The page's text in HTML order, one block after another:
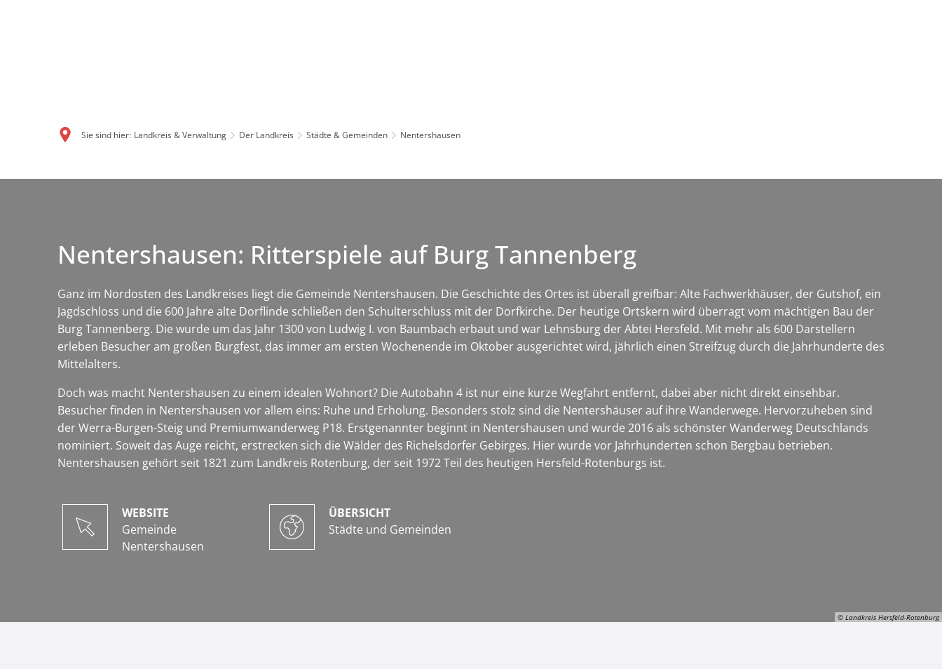
Sie sind hier: Landkreis & Verwaltung Der Landkreis Städte & Gemeinden Nentershausen
© Landkreis Hersfeld-Rotenburg
Nentershausen: Ritterspiele auf Burg Tannenberg
Ganz im Nordosten des Landkreises liegt die Gemeinde Nentershausen. Die Geschichte des Ortes ist überall greifbar: Alte Fachwerkhäuser, der Gutshof, ein
Jagdschloss und die 600 Jahre alte Dorflinde schließen den Schulterschluss mit der Dorfkirche. Der heutige Ortskern wird überragt vom mächtigen Bau der
Burg Tannenberg. Die wurde um das Jahr 1300 von Ludwig I. von Baumbach erbaut und war Lehnsburg der Abtei Hersfeld. Mit mehr als 600 Darstellern
erleben Besucher am großen Burgfest, das immer am ersten Wochenende im Oktober ausgerichtet wird, jährlich einen Streifzug durch die Jahrhunderte des
Mittelalters.
Doch was macht Nentershausen zu einem idealen Wohnort? Die Autobahn 4 ist nur eine kurze Wegfahrt entfernt, dabei aber nicht direkt einsehbar.
Besucher finden in Nentershausen vor allem eins: Ruhe und Erholung. Besonders stolz sind die Nentershäuser auf ihre Wanderwege. Hervorzuheben sind
der Werra-Burgen-Steig und Premiumwanderweg P18. Erstgenannter beginnt in Nentershausen und wurde 2016 als schönster Wanderweg Deutschlands
nominiert. Soweit das Auge reicht, erstrecken sich die Wälder des Richelsdorfer Gebirges. Hier wurde vor Jahrhunderten schon Bergbau betrieben.
Nentershausen gehört seit 1821 zum Landkreis Rotenburg, der seit 1972 Teil des heutigen Hersfeld-Rotenburgs ist.
WEBSITE
Gemeinde
Nentershausen
ÜBERSICHT
Städte und Gemeinden